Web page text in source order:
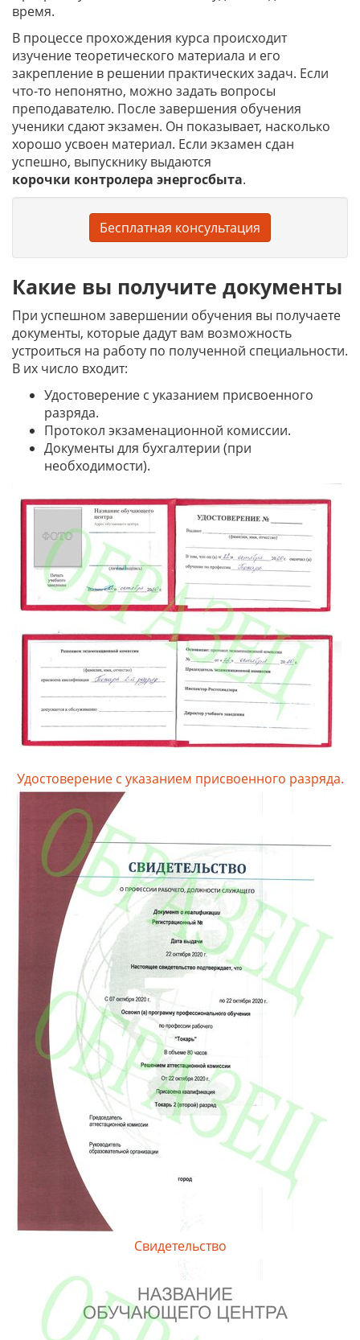
время.
В процессе прохождения курса происходит
изучение теоретического материала и его
закрепление в решении практических задач. Если
что-то непонятно, можно задать вопросы
преподавателю. После завершения обучения
ученики сдают экзамен. Он показывает, насколько
хорошо усвоен материал. Если экзамен сдан
успешно, выпускнику выдаются
корочки контролера энергосбыта.
Бесплатная консультация
Какие вы получите документы
При успешном завершении обучения вы получаете
документы, которые дадут вам возможность
устроиться на работу по полученной специальности.
В их число входит:
Удостоверение с указанием присвоенного
разряда.
Протокол экзаменационной комиссии.
Документы для бухгалтерии (при
необходимости).
Удостоверение с указанием присвоенного разряда.
Свидетельство